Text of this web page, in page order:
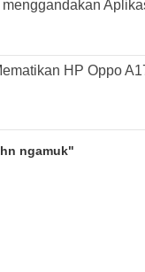
HP Oppo
ngamuk"